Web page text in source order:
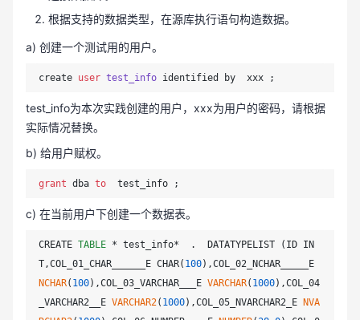
根据支持的数据类型，在源库执行语句构造数据。
a) 创建一个测试用的用户。
create user test_info
test_info为本次实践创建的用户，xxx为用户的密码，请根据
实际情况替换。
b) 给用户赋权。
grant dba to
c) 在当前用户下创建一个数据表。
CREATE TABLE * test_info*  .  DATATYPELIST (ID IN
T,COL_01_CHAR______E CHAR( 100
),COL_02_NCHAR_____E
NCHAR( 100),COL_03_VARCHAR___E VARCHAR( 1000),COL_04
_VARCHAR2__E VARCHAR2( 1000),COL_05_NVARCHAR2_E NVA